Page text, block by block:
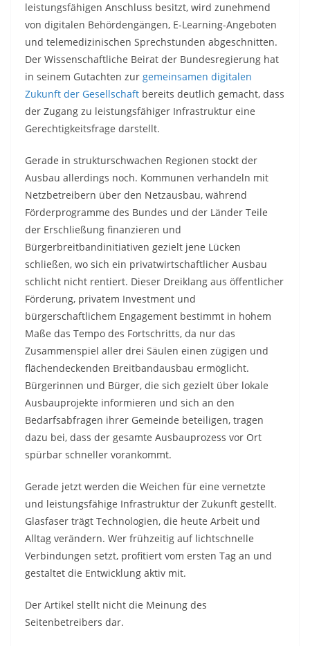
leistungsfähigen Anschluss besitzt, wird zunehmend
von digitalen Behördengängen, E-Learning-Angeboten
und telemedizinischen Sprechstunden abgeschnitten.
Der Wissenschaftliche Beirat der Bundesregierung hat
in seinem Gutachten zur gemeinsamen digitalen
Zukunft der Gesellschaft bereits deutlich gemacht, dass
der Zugang zu leistungsfähiger Infrastruktur eine
Gerechtigkeitsfrage darstellt.
Gerade in strukturschwachen Regionen stockt der
Ausbau allerdings noch. Kommunen verhandeln mit
Netzbetreibern über den Netzausbau, während
Förderprogramme des Bundes und der Länder Teile
der Erschließung finanzieren und
Bürgerbreitbandinitiativen gezielt jene Lücken
schließen, wo sich ein privatwirtschaftlicher Ausbau
schlicht nicht rentiert. Dieser Dreiklang aus öffentlicher
Förderung, privatem Investment und
bürgerschaftlichem Engagement bestimmt in hohem
Maße das Tempo des Fortschritts, da nur das
Zusammenspiel aller drei Säulen einen zügigen und
flächendeckenden Breitbandausbau ermöglicht.
Bürgerinnen und Bürger, die sich gezielt über lokale
Ausbauprojekte informieren und sich an den
Bedarfsabfragen ihrer Gemeinde beteiligen, tragen
dazu bei, dass der gesamte Ausbauprozess vor Ort
spürbar schneller vorankommt.
Gerade jetzt werden die Weichen für eine vernetzte
und leistungsfähige Infrastruktur der Zukunft gestellt.
Glasfaser trägt Technologien, die heute Arbeit und
Alltag verändern. Wer frühzeitig auf lichtschnelle
Verbindungen setzt, profitiert vom ersten Tag an und
gestaltet die Entwicklung aktiv mit.
Der Artikel stellt nicht die Meinung des
Seitenbetreibers dar.